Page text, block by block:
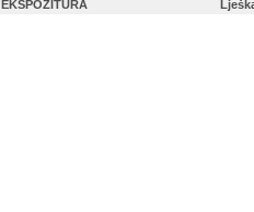
EKSPOZITURA